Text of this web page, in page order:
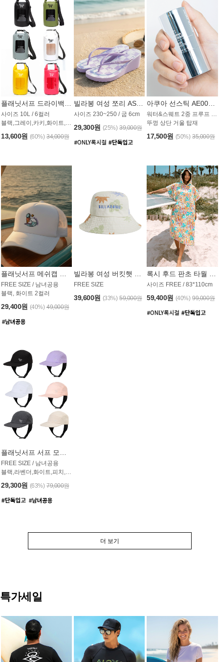
사이즈 10L / 6컬러
블랙,그레이,카키,화이트,옐로우,핑크
13,600원 (60%) 34,000원
사이즈 230~250 / 굽 6cm
29,300원 (25%) 39,000원
워터&스웨트 2중 프루프 / SPF 50+
뚜껑 상단 거울 탑재
17,500원 (50%) 35,000원
FREE SIZE / 남녀공용
블랙, 화이트 2컬러
29,400원 (40%) 49,000원
FREE SIZE
39,600원 (33%) 59,000원
사이즈 FREE / 83*110cm
59,400원 (40%) 99,000원
플래닛서프 서프 모자 UAC007PS
FREE SIZE / 남녀공용
블랙,라벤더,화이트,피치,그레이,오트밀 6컬러
29,300원 (63%) 79,000원
더 보기
특가세일